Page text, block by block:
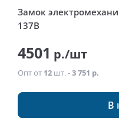
Замок
137B
4501 р./шт
Опт от 12 шт. -3 751 р.
В